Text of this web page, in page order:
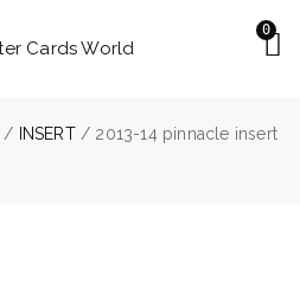
0
/ INSERT/ 2013-14 pinnacle insert